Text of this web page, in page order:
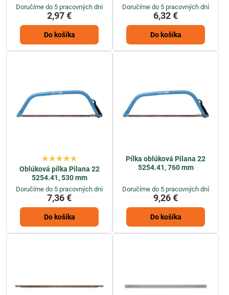
Doručíme do 5 pracovných dní
2,97 €
Do košíka
Doručíme do 5 pracovných dní
6,32 €
Do košíka
Oblúková pílka Pilana 22
5254.41, 530 mm
Doručíme do 5 pracovných dní
7,36 €
Do košíka
Pílka oblúková Pilana 22
5254.41, 760 mm
Doručíme do 5 pracovných dní
9,26 €
Do košíka